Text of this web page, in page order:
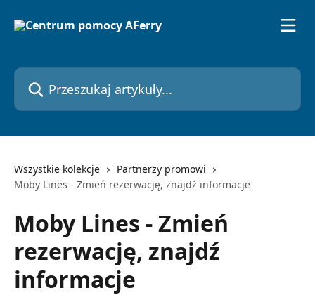
Przeszukaj artykuły...
Wszystkie kolekcje
Partnerzy promowi
Moby Lines - Zmień rezerwację, znajdź informacje
Moby Lines - Zmień
rezerwację, znajdź
informacje